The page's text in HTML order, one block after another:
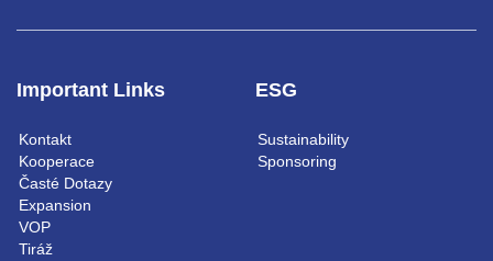
Important Links
Kontakt
Kooperace
Časté Dotazy
Expansion
VOP
Tiráž
ESG
Sustainability
Sponsoring